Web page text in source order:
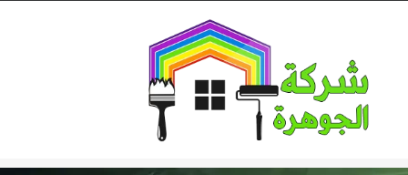
content